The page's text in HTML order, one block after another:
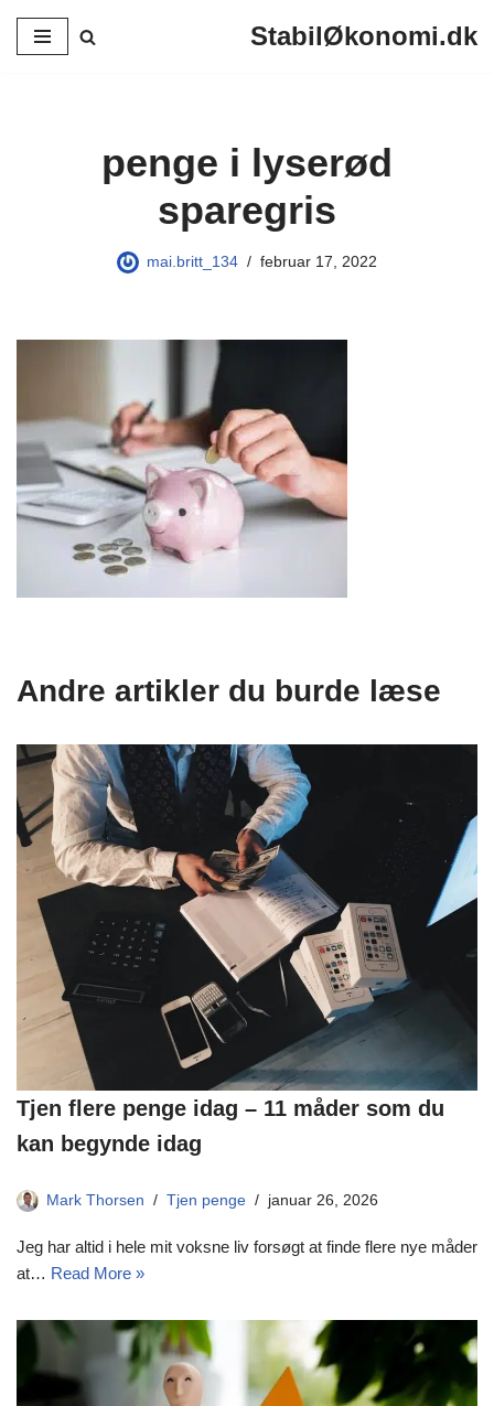
Spring
StabilØkonomi.dk
penge i lyserød
sparegris
mai.britt_134 februar 17, 2022
Andre artikler du burde læse
Tjen flere penge idag – 11 måder som du
kan begynde idag
Mark Thorsen Tjen penge januar 26, 2026
Jeg har altid i hele mit voksne liv forsøgt at finde flere nye måder
at… Read More »